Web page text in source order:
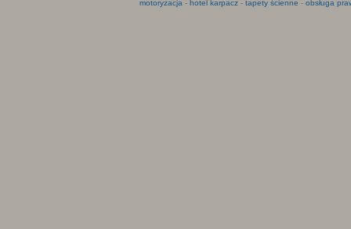
motoryzacja - hotel karpacz- tapety ścienne - obsługa